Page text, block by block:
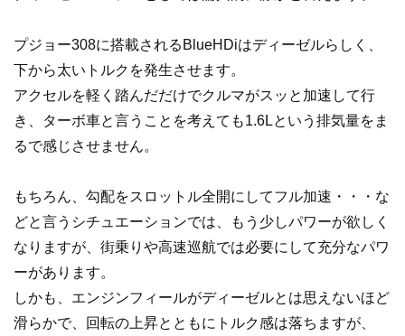
プジョー308に搭載されるBlueHDiはディーゼルらしく、
下から太いトルクを発生させます。
アクセルを軽く踏んだだけでクルマがスッと加速して行
き、ターボ車と言うことを考えても1.6Lという排気量をま
るで感じさせません。
もちろん、勾配をスロットル全開にしてフル加速・・・な
どと言うシチュエーションでは、もう少しパワーが欲しく
なりますが、街乗りや高速巡航では必要にして充分なパワ
ーがあります。
しかも、エンジンフィールがディーゼルとは思えないほど
滑らかで、回転の上昇とともにトルク感は落ちますが、